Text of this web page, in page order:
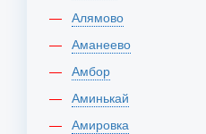
Алямово
Аманеево
Амбор
Аминькай
Амировка